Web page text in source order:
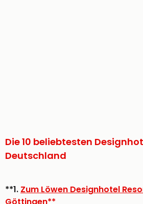
Die 10 beliebtesten
Deutschland
**1. Zum Löwen Designhotel